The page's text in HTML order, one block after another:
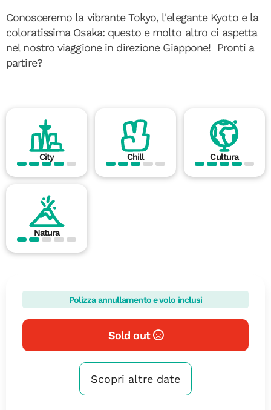
Conosceremo la vibrante Tokyo, l'elegante Kyoto e la
coloratissima Osaka: questo e molto altro ci aspetta
nel nostro viaggione in direzione Giappone! Pronti a
partire?
City Chill Cultura
Natura
Polizza annullamento e volo inclusi
Sold out
Scopri altre date